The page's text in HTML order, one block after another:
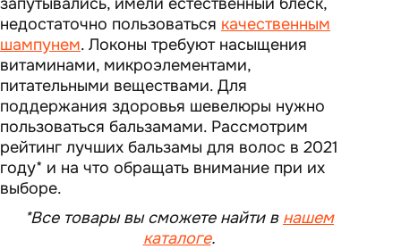
недостаточно пользоваться качественным
шампунем. Локоны требуют насыщения
витаминами, микроэлементами,
питательными веществами. Для
поддержания здоровья шевелюры нужно
пользоваться бальзамами. Рассмотрим
рейтинг лучших бальзамы для волос в 2021
году* и на что обращать внимание при их
выборе.
*Все товары вы сможете найти в нашем
каталоге.